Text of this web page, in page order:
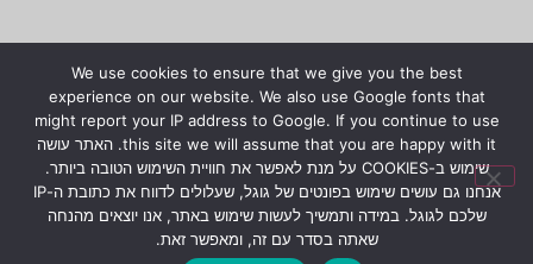
שתפו את המידע!
© כל הזכויות שמורות לירון רז. המידע המוצג באתר לא
We use cookies to ensure that we give you the best
experience on our website. We also use Google fonts that
might report your IP address to Google. If you continue to use
this site we will assume that you are happy with it. האתר עושה
שימוש ב-COOKIES על מנת לאפשר את חוויית השימוש הטובה ביותר.
אנחנו גם עושים שימוש בפונטים של גוגל, שעלולים לדווח את כתובת ה-IP
שלכם לגוגל. במידה ותמשיך לעשות שימוש באתר, אנו יוצאים מהנחה
שאתה בסדר עם זה, ומאפשר זאת.